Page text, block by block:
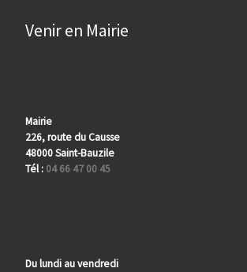
Venir en Mairie
Mairie
226, route du Causse
48000 Saint-Bauzile
Tél : 04 66 47 00 45
Du lundi au vendredi